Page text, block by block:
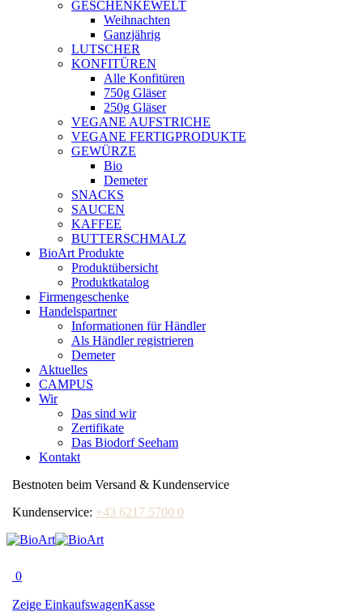
GESCHENKEWELT
Weihnachten
Ganzjährig
LUTSCHER
KONFITÜREN
Alle Konfitüren
750g Gläser
250g Gläser
VEGANE AUFSTRICHE
VEGANE FERTIGPRODUKTE
GEWÜRZE
Bio
Demeter
SNACKS
SAUCEN
KAFFEE
BUTTERSCHMALZ
BioArt Produkte
Produktübersicht
Produktkatalog
Firmengeschenke
Handelspartner
Informationen für Händler
Als Händler registrieren
Demeter
Aktuelles
CAMPUS
Wir
Das sind wir
Zertifikate
Das Biodorf Seeham
Kontakt
Bestnoten beim Versand & Kundenservice
Kundenservice: +43 6217 5700 0
0
Zeige EinkaufswagenKasse